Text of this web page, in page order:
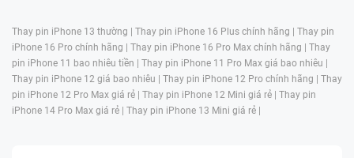
Thay pin iPhone 13 thường | Thay pin iPhone 16 Plus chính hãng | Thay pin
iPhone 16 Pro chính hãng | Thay pin iPhone 16 Pro Max chính hãng | Thay
pin iPhone 11 bao nhiêu tiền | Thay pin iPhone 11 Pro Max giá bao nhiêu |
Thay pin iPhone 12 giá bao nhiêu | Thay pin iPhone 12 Pro chính hãng | Thay
pin iPhone 12 Pro Max giá rẻ | Thay pin iPhone 12 Mini giá rẻ | Thay pin
iPhone 14 Pro Max giá rẻ | Thay pin iPhone 13 Mini giá rẻ |